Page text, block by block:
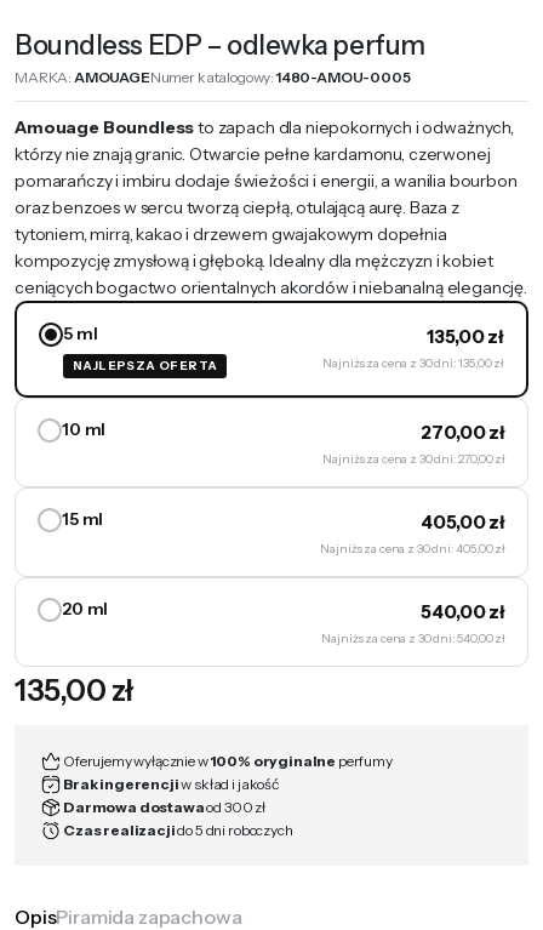
Boundless EDP – odlewka perfum
MARKA: AMOUAGENumer katalogowy:1480-AMOU-0005
Amouage Boundlessto zapach dla niepokornych i odważnych,
którzy nie znają granic. Otwarcie pełne kardamonu, czerwonej
pomarańczy i imbiru dodaje świeżości i energii, a wanilia bourbon
oraz benzoes w sercu tworzą ciepłą, otulającą aurę. Baza z
tytoniem, mirrą, kakao i drzewem gwajakowym dopełnia
kompozycję zmysłową i głęboką. Idealny dla mężczyzn i kobiet
ceniących bogactwo orientalnych akordów i niebanalną elegancję.
5 ml
NAJLEPSZA OFERTA
135,00zł
Najniższa cena z 30 dni: 135,00 zł
10 ml 270,00zł
Najniższa cena z 30 dni: 270,00 zł
15 ml 405,00zł
Najniższa cena z 30 dni: 405,00 zł
20 ml 540,00zł
Najniższa cena z 30 dni: 540,00 zł
135,00 zł
Oferujemy wyłącznie w100% oryginalne perfumy
Brak ingerencjiw skład i jakość
Darmowa dostawaod 300 zł
Czas realizacjido 5 dni roboczych
OpisPiramida zapachowa